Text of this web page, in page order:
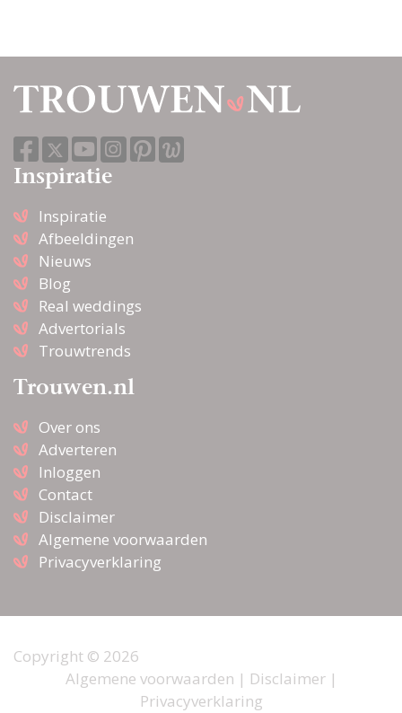
Inspiratie
Inspiratie
Afbeeldingen
Nieuws
Blog
Real weddings
Advertorials
Trouwtrends
Trouwen.nl
Over ons
Adverteren
Inloggen
Contact
Disclaimer
Algemene voorwaarden
Privacyverklaring
Copyright © 2026
Algemene voorwaarden | Disclaimer|
Privacyverklaring